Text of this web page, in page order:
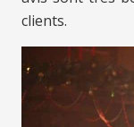
clients.